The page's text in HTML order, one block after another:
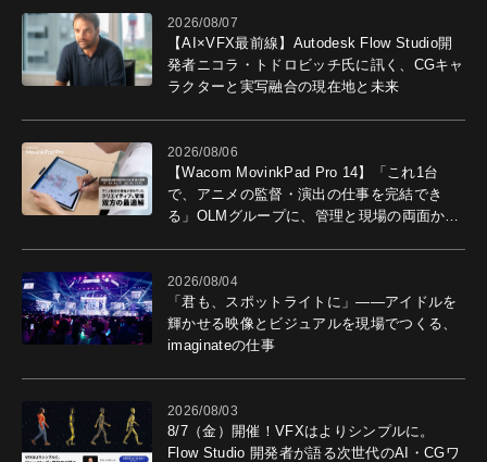
2026/08/07
【AI×VFX最前線】Autodesk Flow Studio開
発者ニコラ・トドロビッチ氏に訊く、CGキャ
ラクターと実写融合の現在地と未来
2026/08/06
【Wacom MovinkPad Pro 14】「これ1台
で、アニメの監督・演出の仕事を完結でき
る」OLMグループに、管理と現場の両面から
2026/08/04
「君も、スポットライトに」――アイドルを
輝かせる映像とビジュアルを現場でつくる、
imaginateの仕事
2026/08/03
8/7（金）開催！VFXはよりシンプルに。
Flow Studio 開発者が語る次世代のAI・CGワ